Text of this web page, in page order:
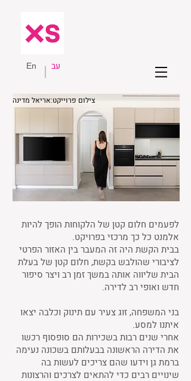
En עב
צילום פרוייקט:אריאל מדינה
לפעמים חלום קטן של הלקוחות הופך להיות
אלמנט כל כך מרכזי בפרויקט.
בבית הקשת היה זה המעבר בין האזור הפרטי
לציבורי שהולבש בקשת, חלום קטן של בעלת
הבית שליווה אותה במשך זמן רב ויצר סיפור
חדש ואופי רב לדירה.
בני המשפחה, זוג צעיר עם תינוק וכלבה יצאו
איתנו למסע.
אחרי שנים רבות בשכירות הם סופסוף רכשו
את הדירה הראשונה בבעלותם בשכונה נעימה
ברמת גן וידעו שהם צריכים לעשות בה
שינויים רבים כדי להתאים לצרכים והרצונות